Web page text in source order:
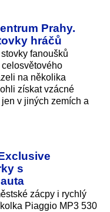
Prahy.
hráčů
fanoušků
na několika
získat vzácné
v jiných zemích a
s
zácpy i rychlý
Piaggio MP3 530